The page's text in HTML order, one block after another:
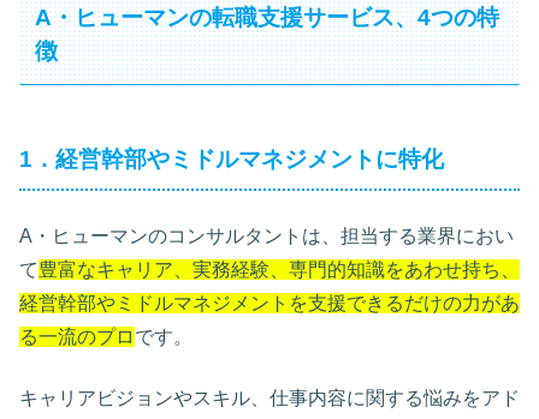
A・ヒューマンの転職支援サービス、4つの特
徴
1．経営幹部やミドルマネジメントに特化
A・ヒューマンのコンサルタントは、担当する業界におい
て豊富なキャリア、実務経験、専門的知識をあわせ持ち、
経営幹部やミドルマネジメントを支援できるだけの力があ
る一流のプロ です。
キャリアビジョンやスキル、仕事内容に関する悩みをアド